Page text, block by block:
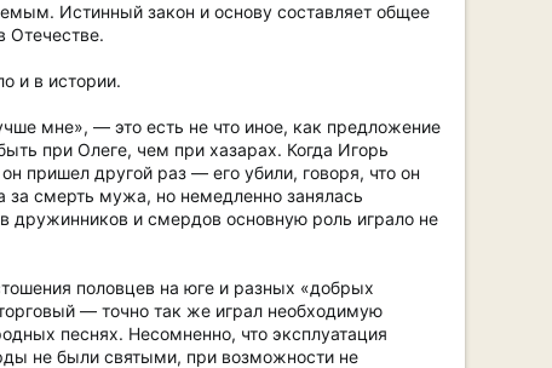
Истинный закон и основу составляет общее
Отечестве.
и в истории.
мне», — это есть не что иное, как предложение
при Олеге, чем при хазарах. Когда Игорь
пришел другой раз — его убили, говоря, что он
за смерть мужа, но немедленно занялась
дружинников и смердов основную роль играло не
половцев на юге и разных «добрых
— точно так же играл необходимую
песнях. Несомненно, что эксплуатация
не были святыми, при возможности не